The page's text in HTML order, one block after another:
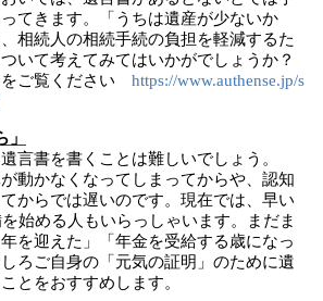
てきます。「うちは遺産が少ないか
相続人の相続手続の負担を軽減するた
いて考えてみてはいかがでしょうか？
ご覧ください https://www.authense.jp/s
言書を書くことは難しいでしょう。
動かなくなってしまってからや、認知
からでは遅いのです。現在では、早い
始める人もいらっしゃいます。まだま
を迎えた」「年金を受給する歳になっ
ろご自身の「元気の証明」のために遺
とをおすすめします。